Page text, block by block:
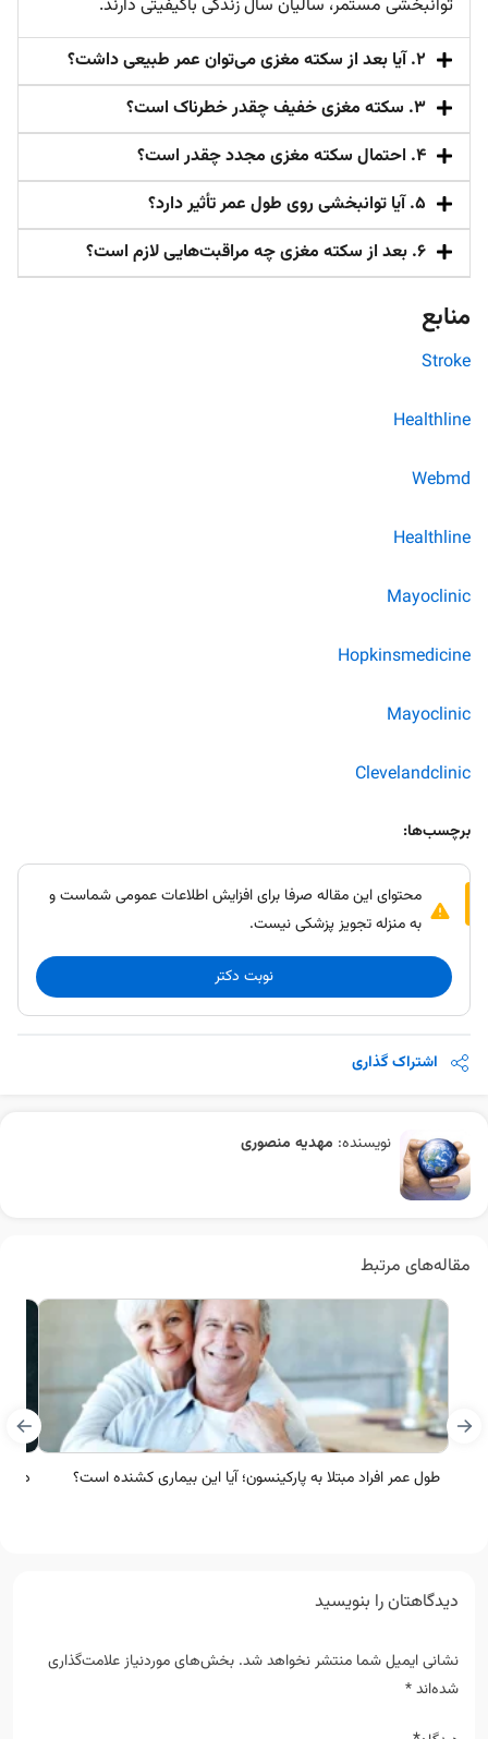
توانبخشی مستمر، سالیان سال زندگی باکیفیتی دارند.
۲. آیا بعد از سکته مغزی می‌توان عمر طبیعی داشت؟
۳. سکته مغزی خفیف چقدر خطرناک است؟
۴. احتمال سکته مغزی مجدد چقدر است؟
۵. آیا توانبخشی روی طول عمر تأثیر دارد؟
۶. بعد از سکته مغزی چه مراقبت‌هایی لازم است؟
منابع
Stroke
Healthline
Webmd
Healthline
Mayoclinic
Hopkinsmedicine
Mayoclinic
Clevelandclinic
برچسب‌ها:
محتوای این مقاله صرفا برای افزایش اطلاعات عمومی شماست و
به منزله تجویز پزشکی نیست.
نوبت دکتر
اشتراک گذاری
نویسنده: مهدیه منصوری
مقاله‌های مرتبط
طول عمر افراد مبتلا به پارکینسون؛ آیا این بیماری کشنده است؟
دیدگاهتان را بنویسید
نشانی ایمیل شما منتشر نخواهد شد. بخش‌های موردنیاز علامت‌گذاری
شده‌اند*